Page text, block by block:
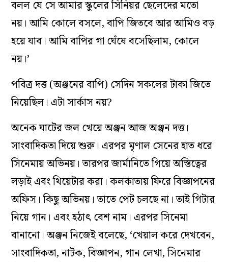
বলল যে সে আমার স্কুলের সিনিয়র ছেলেদের মতো
নয়। আমি কোলে বসলে, বাপি জিতবে আর আমিও বড়
হয়ে যাব। আমি বাপির গা ঘেঁষে বসেছিলাম, কোলে
নয়।’
পবিত্র দত্ত (অঞ্জনের বাপি) সেদিন সকলের টাকা জিতে
নিয়েছিল। এটা সার্কাস নয়?
অনেক ঘাটের জল খেয়ে অঞ্জন আজ অঞ্জন দত্ত।
সাংবাদিকতা দিয়ে শুরু। এরপর মৃণাল সেনের হাত ধরে
সিনেমায় অভিনয়। তারপর জার্মানিতে গিয়ে অস্তিত্বের
লড়াই এবং থিয়েটার করা। কলকাতায় ফিরে বিজ্ঞাপনের
অফিস। কিছু অভিনয়। তাতে পেট চলছে না। তাই গিটার
নিয়ে গান। এবং হঠাৎ বেশ নাম। এরপর সিনেমা
বানানো। অঞ্জন নিজেই বলেছে, ‘খেয়াল করে দেখবেন,
সাংবাদিকতা, নাটক, বিজ্ঞাপন, গান লেখা, সিনেমার